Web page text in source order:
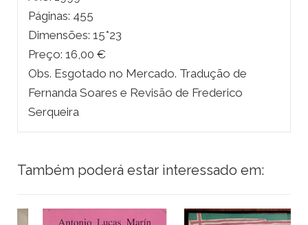
Páginas: 455
Dimensões: 15*23
Preço: 16,00 €
Obs. Esgotado no Mercado. Tradução de
Fernanda Soares e Revisão de Frederico
Serqueira
Também poderá estar interessado em: